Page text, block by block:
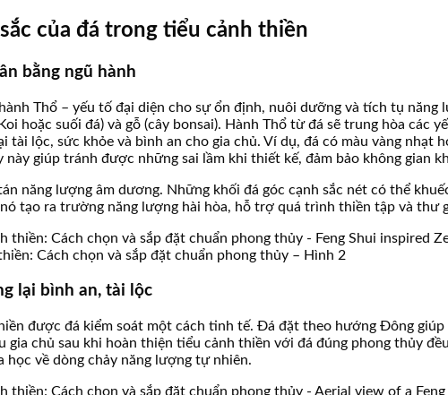
của đá trong tiểu cảnh thiền
bằng ngũ hành
Thổ – yếu tố đại diện cho sự ổn định, nuôi dưỡng và tích tụ
hoặc suối đá) và gỗ (cây bonsai). Hành Thổ từ đá sẽ trung hòa các
tài lộc, sức khỏe và bình an cho gia chủ. Ví dụ, đá có màu vàng
này giúp tránh được những sai lầm khi thiết kế, đảm bảo không gian
năng lượng âm dương. Những khối đá góc cạnh sắc nét có thể
tạo ra trường năng lượng hài hòa, hỗ trợ quá trình thiền tập và thư
Cách chọn và sắp đặt chuẩn phong thủy – Hình 2
lại bình an, tài lộc
được đá kiểm soát một cách tinh tế. Đá đặt theo hướng Đông
chủ sau khi hoàn thiện tiểu cảnh thiền với đá đúng phong thủy
học về dòng chảy năng lượng tự nhiên.